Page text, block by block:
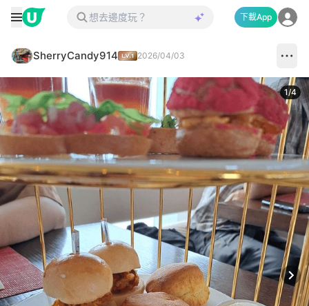
下載App
SherryCandy914 2026/04/03
1/4